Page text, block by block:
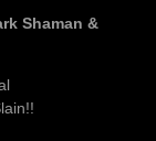
Shaman &